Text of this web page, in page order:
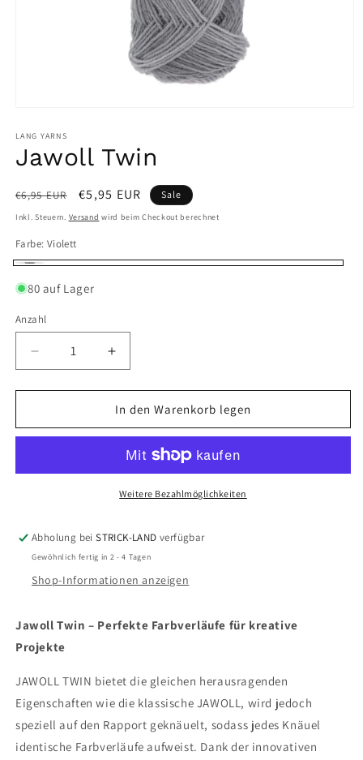
in
Modal
öffnen
LANG YARNS
Jawoll Twin
Normaler
Preis
€6,95 EUR Verkaufspreis
€5,95 EUR Sale
Inkl. Steuern. Versand wird beim Checkout berechnet
Farbe: Violett
80 auf Lager
Anzahl
Verringere
die
Menge
Jawoll
Erhöhe
die
Menge
für
Jawoll
In den Warenkorb legen
Weitere Bezahlmöglichkeiten
Abholung beiSTRICK-LAND verfügbar
Gewöhnlich fertig in 2 - 4 Tagen
Shop-Informationen anzeigen
Jawoll Twin – Perfekte Farbverläufe für kreative
Projekte
JAWOLL TWIN bietet die gleichen herausragenden
Eigenschaften wie die klassische JAWOLL, wird jedoch
speziell auf den Rapport geknäuelt, sodass jedes Knäuel
identische Farbverläufe aufweist. Dank der innovativen